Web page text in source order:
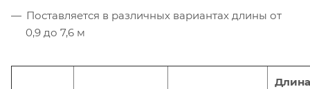
Поставляется в различных вариантах длины от
0,9 до 7,6 м
Длина